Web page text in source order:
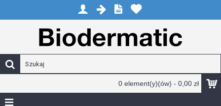
0 element(y)(ów) - 0,00 zł